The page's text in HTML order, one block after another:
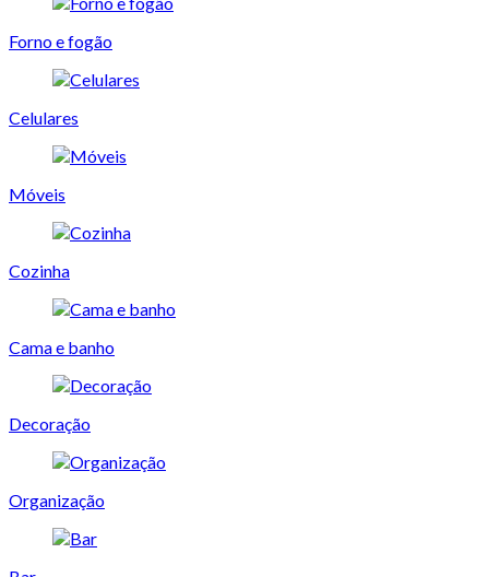
Forno e fogão
Celulares
Móveis
Cozinha
Cama e banho
Decoração
Organização